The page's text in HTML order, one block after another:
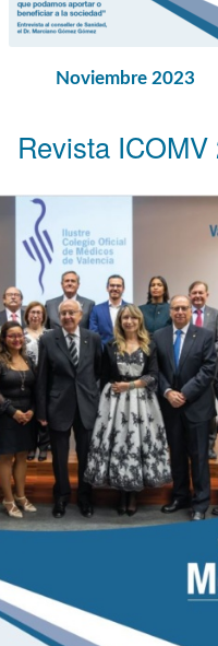
Noviembre 2023
Revista ICOMV